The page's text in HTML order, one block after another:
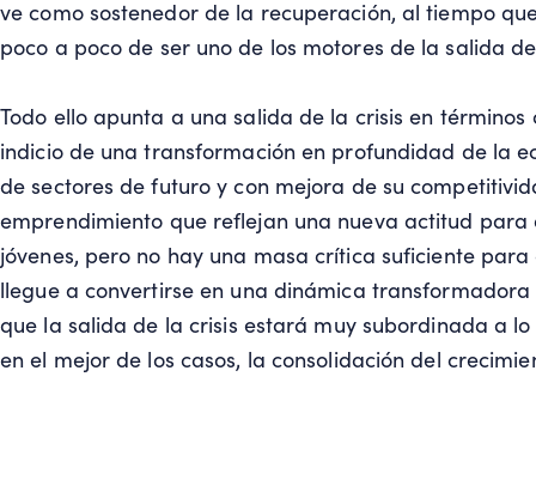
ve como sostenedor de la recuperación, al tiempo
poco a poco de ser uno de los motores de la salida
Todo ello apunta a una salida de la crisis en términos
indicio de una transformación en profundidad de la
de sectores de futuro y con mejora de su
emprendimiento que reflejan una nueva actitud
jóvenes, pero no hay una masa crítica suficiente
llegue a convertirse en una dinámica
que la salida de la crisis estará muy subordinada a
en el mejor de los casos, la consolidación del